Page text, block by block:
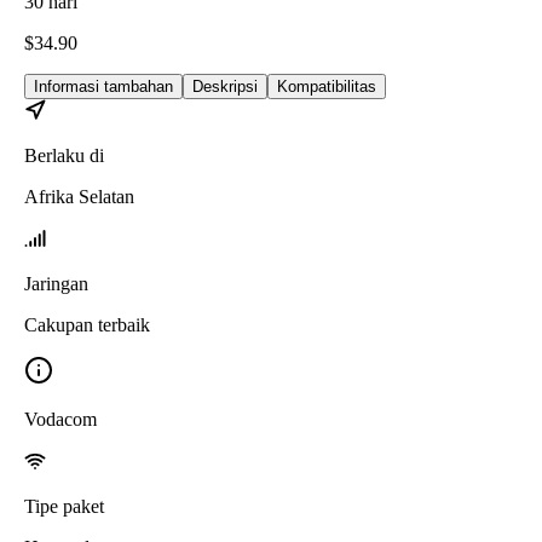
$34.90
Informasi tambahan Deskripsi Kompatibilitas
Berlaku di
Afrika Selatan
Jaringan
Cakupan terbaik
Vodacom
Tipe paket